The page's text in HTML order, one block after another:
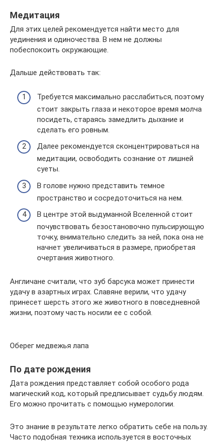
Медитация
Для этих целей рекомендуется найти место для
уединения и одиночества. В нем не должны
побеспокоить окружающие.
Дальше действовать так:
Требуется максимально расслабиться, поэтому
стоит закрыть глаза и некоторое время молча
посидеть, стараясь замедлить дыхание и
сделать его ровным.
Далее рекомендуется сконцентрироваться на
медитации, освободить сознание от лишней
суеты.
В голове нужно представить темное
пространство и сосредоточиться на нем.
В центре этой выдуманной Вселенной стоит
почувствовать безостановочно пульсирующую
точку, внимательно следить за ней, пока она не
начнет увеличиваться в размере, приобретая
очертания животного.
Англичане считали, что зуб барсука может принести
удачу в азартных играх. Славяне верили, что удачу
принесет шерсть этого же животного в повседневной
жизни, поэтому часть носили ее с собой.
Оберег медвежья лапа
По дате рождения
Дата рождения представляет собой особого рода
магический код, который предписывает судьбу людям.
Его можно прочитать с помощью нумерологии.
Это знание в результате легко обратить себе на пользу.
Часто подобная техника используется в восточных